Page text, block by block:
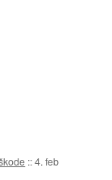
::4. feb